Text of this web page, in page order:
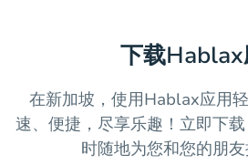
下载Hablax
在新加坡，使用Hablax应用
速、便捷，尽享乐趣！立即下
时随地为您和您的朋友